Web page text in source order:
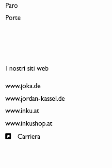
Paro
Porte
I nostri siti web
www.joka.de
www.jordan-kassel.de
www.inku.at
www.inkushop.at
Carriera